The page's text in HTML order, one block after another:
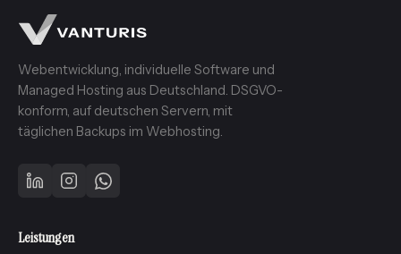
Webentwicklung, individuelle Software und
Managed Hosting aus Deutschland. DSGVO-
konform, auf deutschen Servern, mit
täglichen Backups im Webhosting.
Leistungen